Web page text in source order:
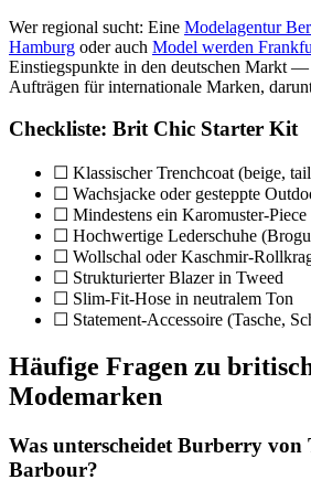
Wer regional sucht: Eine Modelagentur
Hamburg oder auch Model werden
Einstiegspunkte in den deutschen Markt
Aufträgen für internationale Marken,
Checkliste: Brit Chic Starter Kit
☐ Klassischer Trenchcoat (beige,
☐ Wachsjacke oder gesteppte
☐ Mindestens ein Karomuster-Piece
☐ Hochwertige Lederschuhe
☐ Wollschal oder Kaschmir-
☐ Strukturierter Blazer in Tweed
☐ Slim-Fit-Hose in neutralem Ton
☐ Statement-Accessoire (Tasche,
Häufige Fragen zu
Modemarken
Was unterscheidet Burberry von
Barbour?